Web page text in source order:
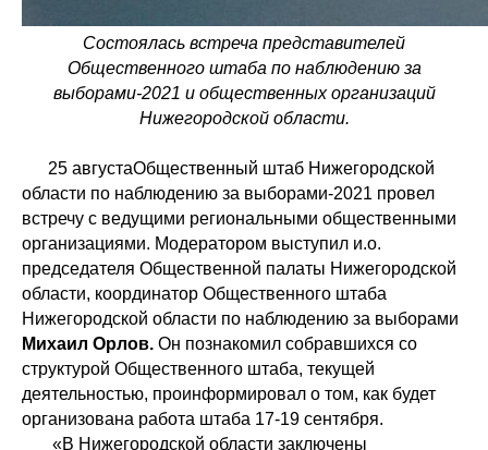
Состоялась встреча представителей
Общественного штаба по наблюдению за
выборами-2021 и общественных организаций
Нижегородской области.
25 августаОбщественный штаб Нижегородской
области по наблюдению за выборами-2021 провел
встречу с ведущими региональными общественными
организациями. Модератором выступил и.о.
председателя Общественной палаты Нижегородской
области, координатор Общественного штаба
Нижегородской области по наблюдению за выборами
Михаил Орлов. Он познакомил собравшихся со
структурой Общественного штаба, текущей
деятельностью, проинформировал о том, как будет
организована работа штаба 17-19 сентября.
«В Нижегородской области заключены